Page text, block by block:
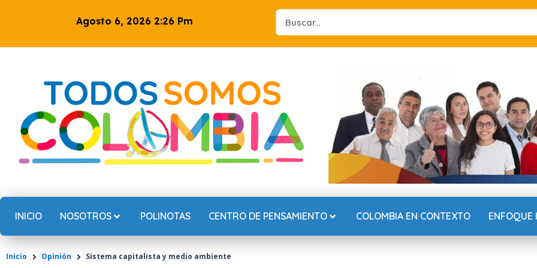
Agosto 6, 2026 2:26 Pm
Search
...
INICIO NOSOTROS POLINOTAS CENTRO DE PENSAMIENTO COLOMBIA EN CONTEXTO ENFOQUE
Inicio Opinión Sistema capitalista y medio ambiente